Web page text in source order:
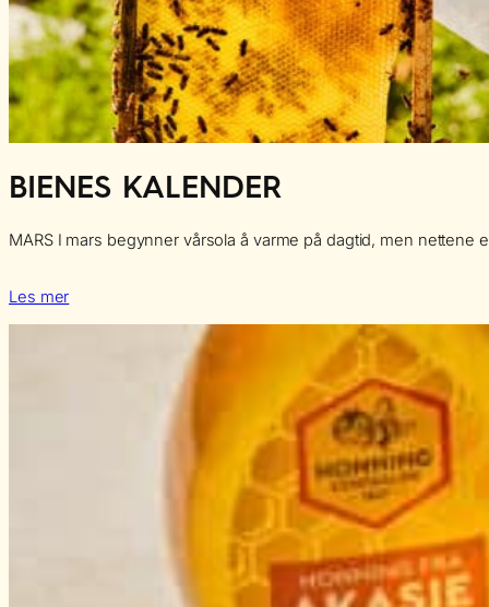
BIENES KALENDER
MARS I mars begynner vårsola å varme på dagtid, men
Les mer